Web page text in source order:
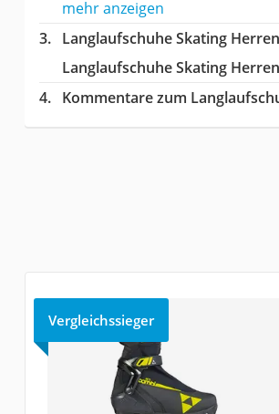
mehr anzeigen
Langlaufschuhe Skating
Langlaufschuhe Skating
Kommentare zum
Vergleichssieger